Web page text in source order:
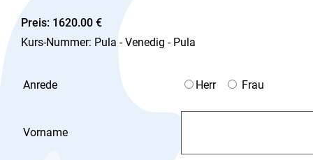
Preis: 1620.00 €
Kurs-Nummer: Pula - Venedig - Pula
Anrede Herr Frau
Vorname